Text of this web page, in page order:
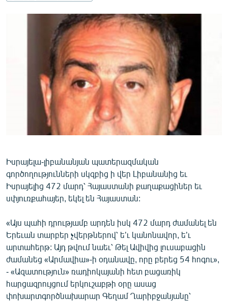
ՊԱՏԵՐԱԶՄԻ 6 ՇԱԲԱԹՆԵՐԸ
ՏԱՐԱԾԱՇՐՋԱՆ
ՄԻՋԱԶԳԱՅԻՆ
ՄՇԱԿՈՒՅԹ
ՄԵԿՆԱԲԱՆՈՒԹՅՈՒՆ
ԿՈՐՈՆԱՎԻՐՈՒՍ
ԱՐԽԻՎ
ԲԱՆԱՎԵՃ
ՁԳՏԵԼՈՎ ԼԱՎԱԳՈՒՅՆԻՆ
ՓՈԴՔԱՍԹ
Հայերեն
Իսրայելա-լիբանանյան պատերազմական
գործողությունների սկզբից ի վեր Լիբանանից եւ
Իսրայելից 472 մարդ՝ Հայաստանի քաղաքացիներ եւ
սփյուռքահայեր, եկել են Հայաստան:
«Այս պահի դրությամբ արդեն իսկ 472 մարդ ժամանել են
Երեւան տարբեր չվերթներով՝ ե’ւ կանոնավոր, ե’ւ
արտահերթ: Այդ թվում նաեւ՝ Թել Ավիվից լուսաբացին
ժամանեց «Արմավիա»-ի օդանավը, որը բերեց 54 հոգու»,
- «Ազատություն» ռադիոկայանի հետ բացառիկ
հարցազրույցում երկուշաբթի օրը ասաց
փոխարտգործնախարար Գեղամ Ղարիբջանյանը՝